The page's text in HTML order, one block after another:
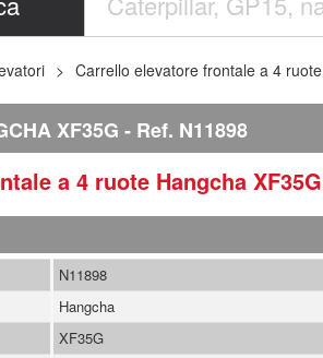
Carrello elevatore frontale a 4 ruote
XF35G Ref. N11898
a 4 ruote Hangcha XF35G
N11898
Hangcha
XF35G